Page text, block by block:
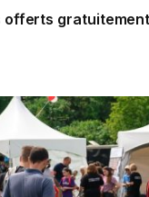
offerts